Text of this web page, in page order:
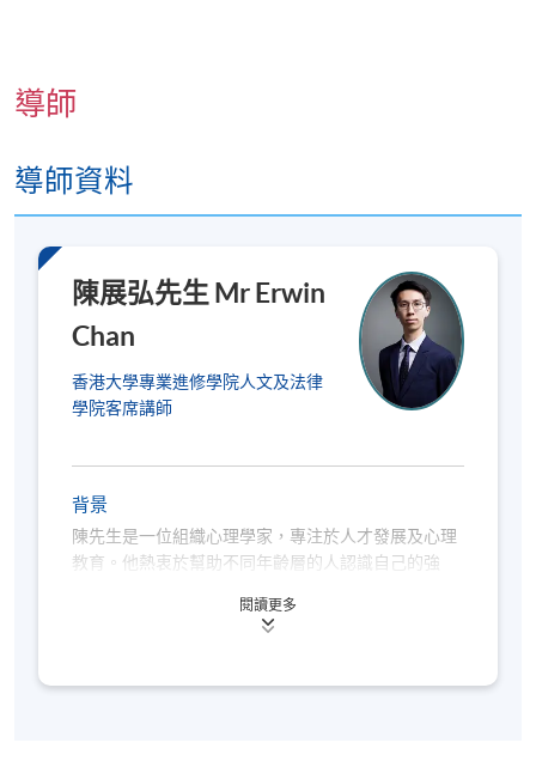
避免時間衝突。若因報讀人數不足而取消課程，本
院將安排退款；但在其他情況下，則
員也不能轉至其他班別或課程。詳情請參閱：
apply/payment-methods/
課程是否舉行取決於報名人數，若成功舉行，學員
將在開課前
天收到電郵，包含詳細的地點及
課室安排。若您於開課前一星期內報名，請立刻聯
繫本部門以作跟進。除課程資料更改外，本院將不
況。各教學中心地點請參閱：
https://www.hkuspace.hku.hk/cht/learning-centre/
發出的「付款確認通知」電郵。請妥善保存該電郵
或出示與報名時相同的身分證明文件，
間辦理。
導師
導師資料
陳展弘先生 Mr Erwin
Chan
香港大學專業進修學院人文及法律
學院客席講師
背景
陳先生是一位組織心理學家，專注於人才發展及心理
教育。他熱衷於幫助不同年齡層的人認識自己的強
閱讀更多